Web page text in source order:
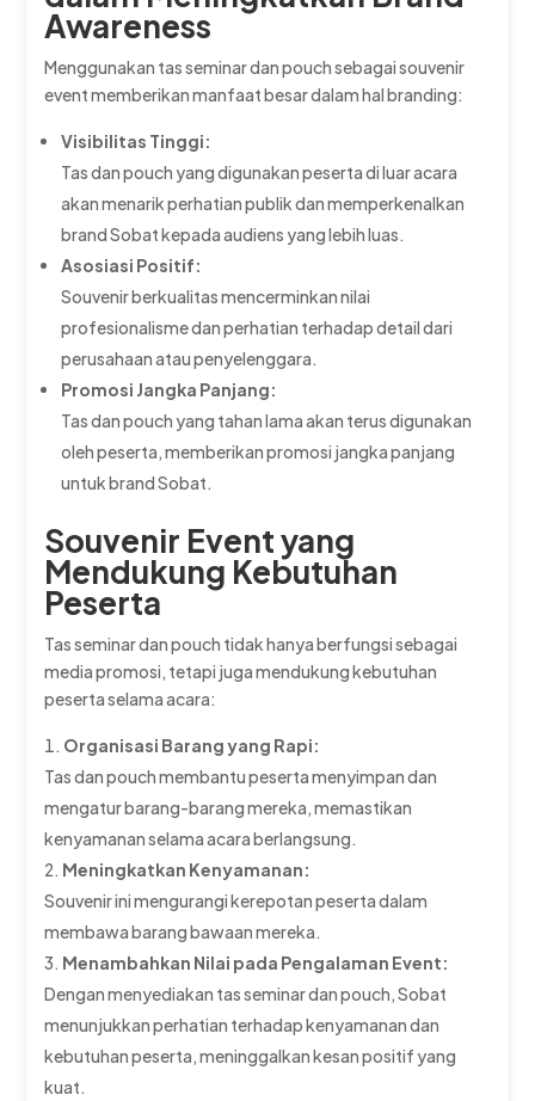
Awareness
Menggunakan tas seminar dan pouch sebagai souvenir
event memberikan manfaat besar dalam hal branding:
Visibilitas Tinggi:
Tas dan pouch yang digunakan peserta di luar acara
akan menarik perhatian publik dan memperkenalkan
brand Sobat kepada audiens yang lebih luas.
Asosiasi Positif:
Souvenir berkualitas mencerminkan nilai
profesionalisme dan perhatian terhadap detail dari
perusahaan atau penyelenggara.
Promosi Jangka Panjang:
Tas dan pouch yang tahan lama akan terus digunakan
oleh peserta, memberikan promosi jangka panjang
untuk brand Sobat.
Souvenir Event yang
Mendukung Kebutuhan
Peserta
Tas seminar dan pouch tidak hanya berfungsi sebagai
media promosi, tetapi juga mendukung kebutuhan
peserta selama acara:
Organisasi Barang yang Rapi:
Tas dan pouch membantu peserta menyimpan dan
mengatur barang-barang mereka, memastikan
kenyamanan selama acara berlangsung.
Meningkatkan Kenyamanan:
Souvenir ini mengurangi kerepotan peserta dalam
membawa barang bawaan mereka.
Menambahkan Nilai pada Pengalaman Event:
Dengan menyediakan tas seminar dan pouch, Sobat
menunjukkan perhatian terhadap kenyamanan dan
kebutuhan peserta, meninggalkan kesan positif yang
kuat.